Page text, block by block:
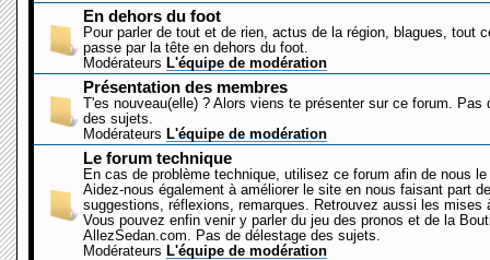
En dehors du foot
Pour parler de tout et de rien, actus de la région, blagues, tout
passe par la tête en dehors du foot.
Modérateurs L'équipe de modération
Présentation des membres
T'es nouveau(elle) ? Alors viens te présenter sur ce forum. Pas
des sujets.
Modérateurs L'équipe de modération
Le forum technique
En cas de problème technique, utilisez ce forum afin de nous le
Aidez-nous également à améliorer le site en nous faisant part
suggestions, réflexions, remarques. Retrouvez aussi les mises
Vous pouvez enfin venir y parler du jeu des pronos et de la
AllezSedan.com. Pas de délestage des sujets.
Modérateurs L'équipe de modération